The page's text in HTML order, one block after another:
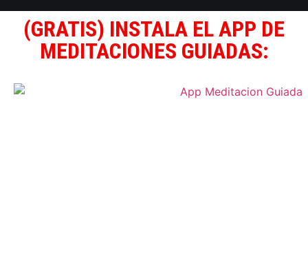
(GRATIS) INSTALA EL APP DE
MEDITACIONES GUIADAS: